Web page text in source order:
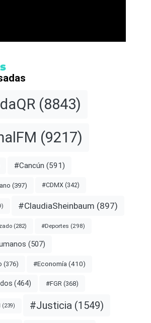
(8843)
(9217)
#Cancún (591)
(397) #CDMX (342)
#ClaudiaSheinbaum (897)
(282) #Deportes (298)
(507)
(376) #Economía (410)
(464) #FGR (368)
(239) #Justicia (1549)